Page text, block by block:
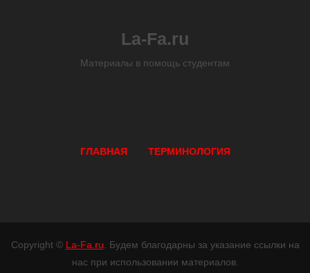
La-Fa.ru
Материалы в помощь студентам
ГЛАВНАЯ ТЕРМИНОЛОГИЯ
Copyright © La-Fa.ru . Будем благодарны за указание ссылки на
нас при использовании материалов.